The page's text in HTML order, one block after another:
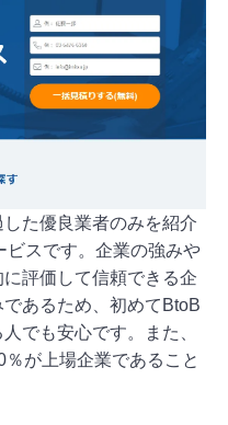
た優良業者のみを紹介
ビスです。企業の強みや
評価して信頼できる企
あるため、初めてBtoB
でも安心です。また、
が上場企業であること